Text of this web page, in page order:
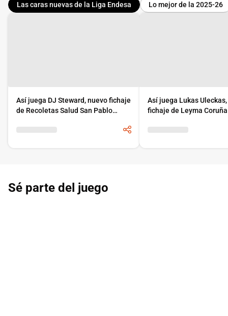
Las caras nuevas de la Liga Endesa Lo mejor de la 2025-26
Así juega DJ Steward, nuevo fichaje
de Recoletas Salud San Pablo
Así juega Lukas
fichaje de Leyma Coruña
Sé parte del juego